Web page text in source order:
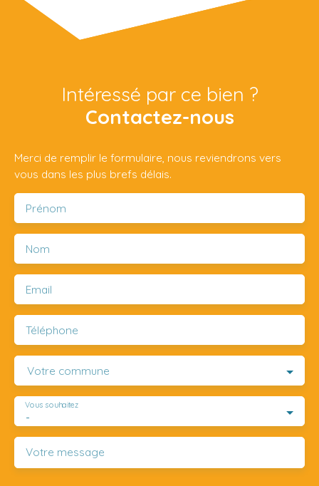
Intéressé par ce bien ?
Contactez-nous
Merci de remplir le formulaire, nous reviendrons vers
vous dans les plus brefs délais.
Prénom
Nom
Email
Téléphone
Votre commune
-
Vous souhaitez
Votre message